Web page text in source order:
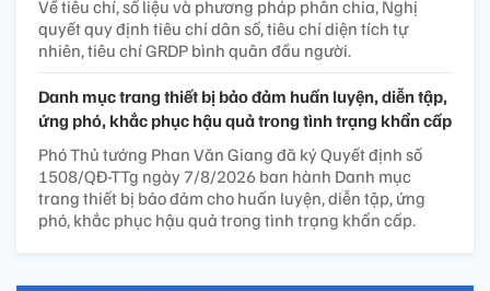
Về tiêu chí, số liệu và phương pháp phân chia, Nghị
quyết quy định tiêu chí dân số, tiêu chí diện tích tự
nhiên, tiêu chí GRDP bình quân đầu người.
Danh mục trang thiết bị bảo đảm huấn luyện, diễn tập,
ứng phó, khắc phục hậu quả trong tình trạng khẩn cấp
Phó Thủ tướng Phan Văn Giang đã ký Quyết định số
1508/QĐ-TTg ngày 7/8/2026 ban hành Danh mục
trang thiết bị bảo đảm cho huấn luyện, diễn tập, ứng
phó, khắc phục hậu quả trong tình trạng khẩn cấp.